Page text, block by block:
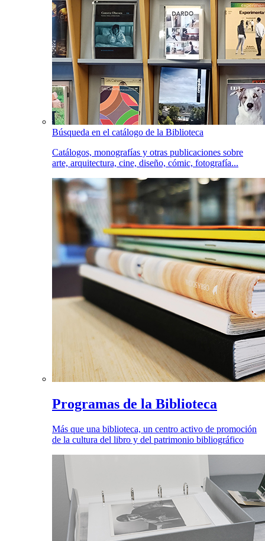
Búsqueda en el catálogo de la Biblioteca
Catálogos, monografías y otras publicaciones sobre
arte, arquitectura, cine, diseño, cómic, fotografía...
Programas de la Biblioteca
Más que una biblioteca, un centro activo de promoción
de la cultura del libro y del patrimonio bibliográfico